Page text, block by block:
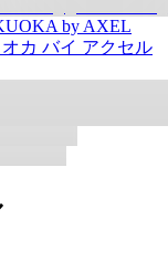
by AXEL
カ バイ アクセル